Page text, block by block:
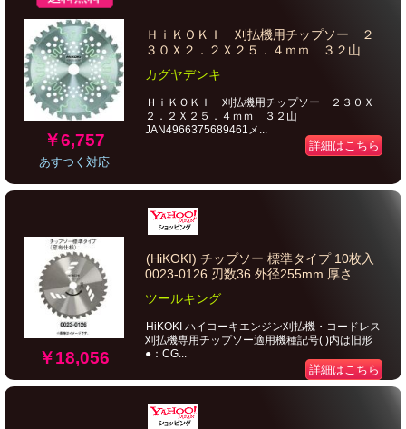
￥6,757
あすつく対応
ＨｉＫＯＫＩ 刈払機用チップソー ２
３０Ｘ２．２Ｘ２５．４ｍｍ ３２山...
カグヤデンキ
ＨｉＫＯＫＩ 刈払機用チップソー ２３０Ｘ
２．２Ｘ２５．４ｍｍ ３２山
JAN4966375689461メ...
詳細はこちら
￥18,056
(HiKOKI) チップソー 標準タイプ 10枚入
0023-0126 刃数36 外径255mm 厚さ...
ツールキング
HiKOKI ハイコーキエンジン刈払機・コードレス
刈払機専用チップソー適用機種記号( )内は旧形
●：CG...
詳細はこちら